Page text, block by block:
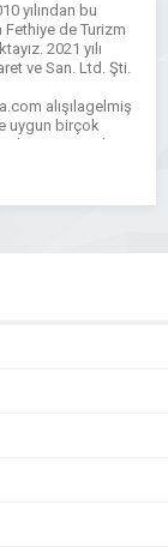
yılından bu
de Turizm
2021 yılı
ve San. Ltd. Şti.
alışılagelmiş
uygun birçok
Dünyanın her